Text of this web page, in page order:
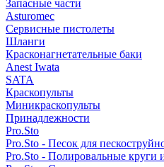
Запасные части
Asturomec
Сервисные пистолеты
Шланги
Красконагнетательные баки
Anest Iwata
SATA
Краскопульты
Миникраскопульты
Принадлежности
Pro.Sto
Pro.Sto - Песок для
Pro.Sto - Полировальные круги